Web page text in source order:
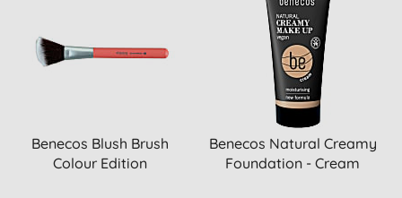
Benecos Blush Brush
Colour Edition
Benecos Natural Creamy
Foundation - Cream